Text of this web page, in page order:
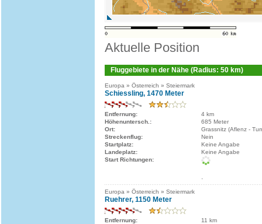
Aktuelle Position
Fluggebiete in der Nähe (Radius: 50 km)
Europa » Österreich » Steiermark
Schiessling, 1470 Meter
Entfernung:
4 km
Höhenuntersch.:
685 Meter
Ort:
Grassnitz (Aflenz -
Streckenflug:
Nein
Startplatz:
Keine Angabe
Landeplatz:
Keine Angabe
Start Richtungen:
.
Europa » Österreich » Steiermark
Ruehrer, 1150 Meter
Entfernung:
11 km